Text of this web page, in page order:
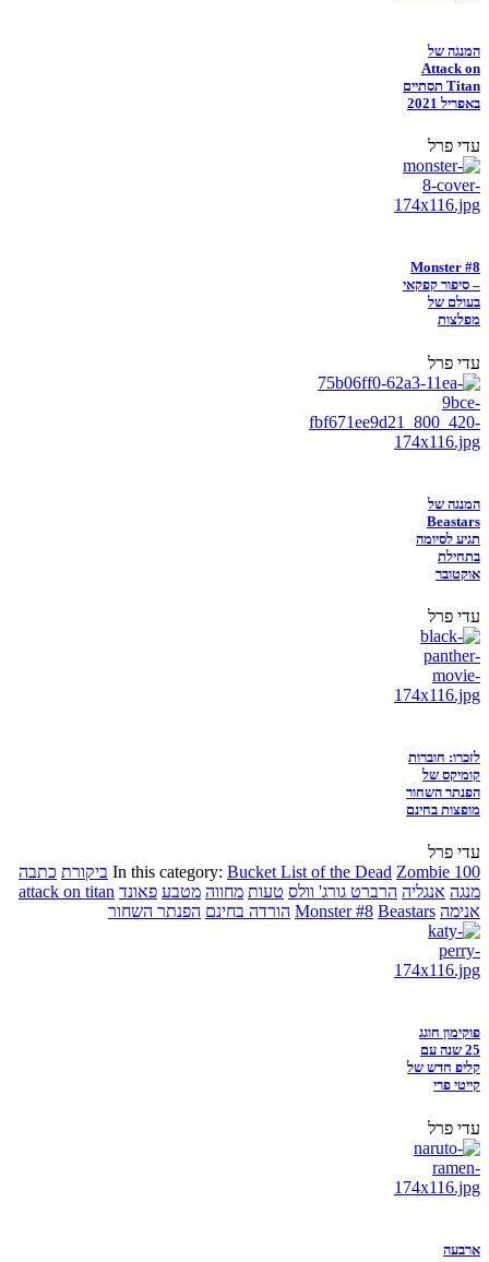
המנגה של
Attack on
Titan תסתיים
באפריל 2021
עדי פרל
Monster #8
– סיפור קפקאי
בעולם של
מפלצות
עדי פרל
המנגה של
Beastars
תגיע לסיומה
בתחילת
אוקטובר
עדי פרל
לזכרו: חוברות
קומיקס של
הפנתר השחור
מופצות בחינם
עדי פרל
In this category: Bucket List of the Dead Zombie 100 ביקורת כתבה
מנגה אנגליה הרברט גורג' וולס טעות מחווה מטבע פאונד attack on titan
אנימה
Monster #8 Beastars הורדה בחינם הפנתר השחור
פוקימון חוגג
25 שנה עם
קליפ חדש של
קייטי פרי
עדי פרל
ארבעה